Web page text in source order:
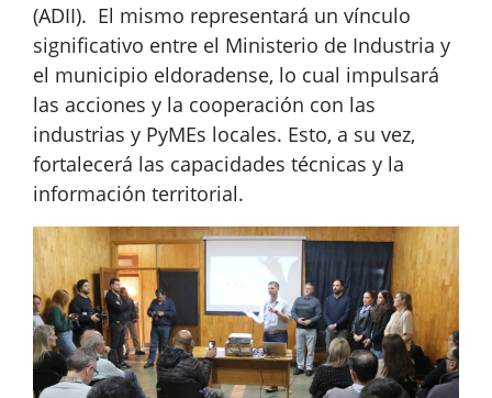
(ADII). El mismo representará un vínculo
significativo entre el Ministerio de Industria y
el municipio eldoradense, lo cual impulsará
las acciones y la cooperación con las
industrias y PyMEs locales. Esto, a su vez,
fortalecerá las capacidades técnicas y la
información territorial.